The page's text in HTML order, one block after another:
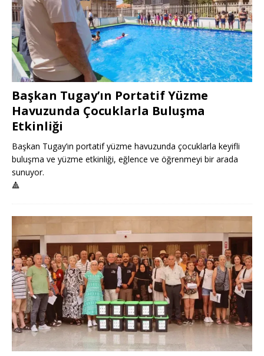
Başkan Tugay’ın Portatif Yüzme
Havuzunda Çocuklarla Buluşma
Etkinliği
Başkan Tugay’ın portatif yüzme havuzunda çocuklarla keyifli
buluşma ve yüzme etkinliği, eğlence ve öğrenmeyi bir arada
sunuyor.
🔺